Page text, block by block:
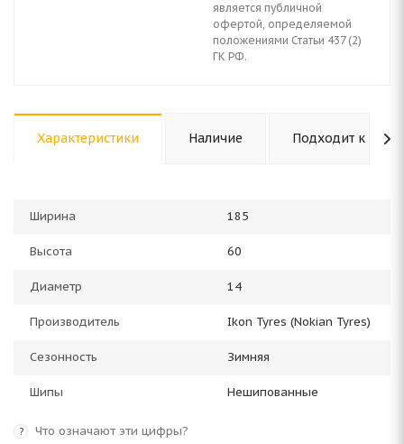
является публичной
офертой, определяемой
положениями Статьи 437 (2)
ГК РФ.
Характеристики Наличие Подходит к авто
Ширина 185
Высота 60
Диаметр 14
Производитель Ikon Tyres (Nokian Tyres)
Сезонность Зимняя
Шипы Нешипованные
? Что означают эти цифры?